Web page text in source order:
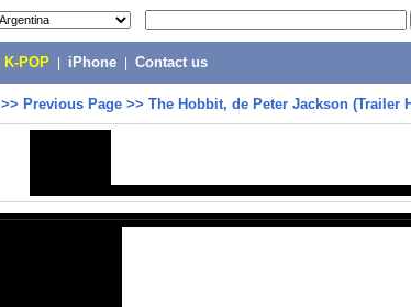
K-POP iPhone Contact us
>> Previous Page >> The Hobbit, de Peter Jackson (Trailer